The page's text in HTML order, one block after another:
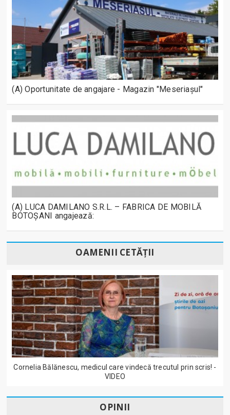
(A) Oportunitate de angajare - Magazin "Meseriașul"
(A) LUCA DAMILANO S.R.L. – FABRICA DE MOBILĂ
BOTOȘANI angajează:
OAMENII CETĂȚII
Cornelia Bălănescu, medicul care vindecă trecutul prin scris! -
VIDEO
OPINII